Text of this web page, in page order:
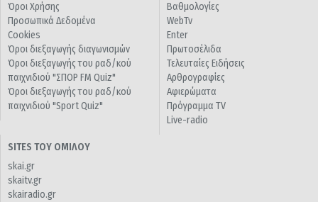
Όροι Χρήσης
Προσωπικά Δεδομένα
Cookies
Όροι διεξαγωγής διαγωνισμών
Όροι διεξαγωγής του ραδ/κού
παιχνιδιού "ΣΠΟΡ FM Quiz"
Όροι διεξαγωγής του ραδ/κού
παιχνιδιού "Sport Quiz"
Βαθμολογίες
WebTv
Enter
Πρωτοσέλιδα
Τελευταίες Ειδήσεις
Αρθρογραφίες
Αφιερώματα
Πρόγραμμα TV
Live-radio
SITES ΤΟΥ ΟΜΙΛΟΥ
skai.gr
skaitv.gr
skairadio.gr